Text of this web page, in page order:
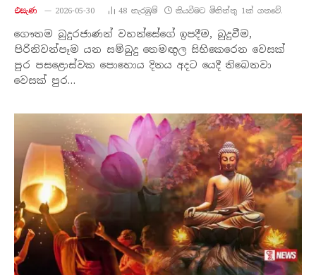
එසැණ 2026-05-30 48 නැරඹු​ම් කියවීමට මිනිත්තු 1ක් ගතවේ.
ගෞතම බුදුරජාණන් වහන්සේගේ ඉපදීම, බුදුවීම,
පිරිනිවන්පෑම යන සම්බුදු තෙමඟුල සිහිකෙරෙන වෙසක්
පුර පසළොස්වක පොහොය දිනය අදට යෙදී තිබෙනවා
වෙසක් පුර…